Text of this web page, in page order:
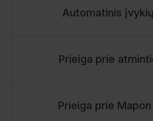
Automatinis
Prieiga prie
Prieiga prie